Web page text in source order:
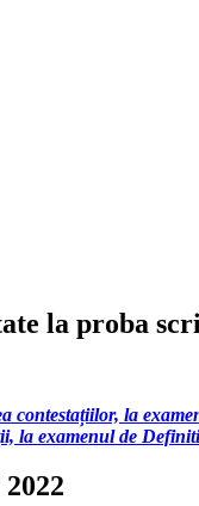
la proba
contestațiilor, la
la examenul de